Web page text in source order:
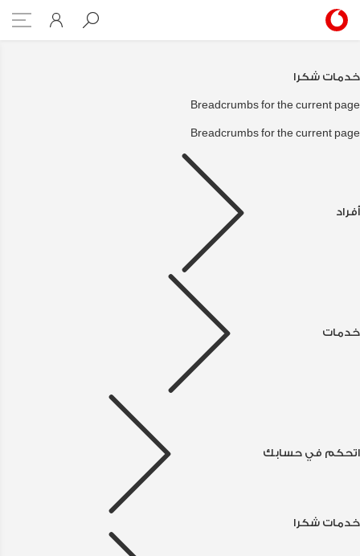
Shokran Services
خدمات شكرا
Breadcrumbs for the current page
Breadcrumbs for the current page
أفراد
خدمات
اتحكم في حسابك
خدمات شكرا